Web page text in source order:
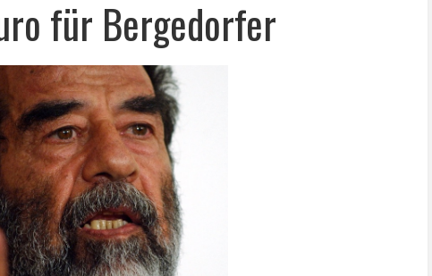
für Bergedorfer